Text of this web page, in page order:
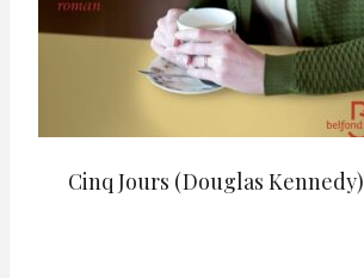
Cinq Jours (Douglas Kennedy)